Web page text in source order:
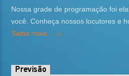
Nossa grade de programação foi
você. Conheça nossos locutores e
Saiba mais...
Previsão